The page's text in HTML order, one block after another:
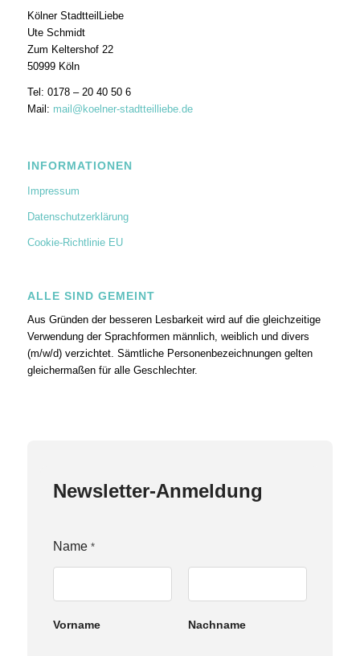
Kölner StadtteilLiebe
Ute Schmidt
Zum Keltershof 22
50999 Köln
Tel: 0178 – 20 40 50 6
Mail: mail@koelner-stadtteilliebe.de
INFORMATIONEN
Impressum
Datenschutzerklärung
Cookie-Richtlinie EU
ALLE SIND GEMEINT
Aus Gründen der besseren Lesbarkeit wird auf die gleichzeitige
Verwendung der Sprachformen männlich, weiblich und divers
(m/w/d) verzichtet. Sämtliche Personenbezeichnungen gelten
gleichermaßen für alle Geschlechter.
Newsletter-Anmeldung
Name *
Vorname Nachname